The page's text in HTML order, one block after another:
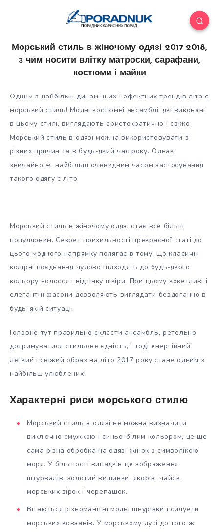
Морський стиль в жіночому одязі 2017-2018,
з чим носити влітку матроски, сарафани,
костюми і майки
Одним з найбільш динамічних і ефектних трендів літа є
морський стиль! Модні костюмні ансамблі, які виконані
в цьому стилі, виглядають аристократично і свіжо.
Морський стиль в одязі можна використовувати з
різних причин та в будь-який час року. Однак,
звичайно ж, найбільш очевидним часом застосування
такого одягу є літо.
Морський стиль в жіночому одязі стає все більш
популярним. Секрет прихильності прекрасної статі до
цього модного напрямку полягає в тому, що класичні
колірні поєднання чудово підходять до будь-якого
кольору волосся і відтінку шкіри. При цьому кокетливі і
елегантні фасони дозволяють виглядати бездоганно в
будь-якій ситуації.
Головне тут правильно скласти ансамбль, ретельно
дотримуватися стильове єдність, і тоді енергійний,
легкий і свіжий образ на літо 2017 року стане одним з
найбільш улюблених!
Характерні риси морського стилю
Морський стиль в одязі не можна визначити
виключно смужкою і синьо-білим кольором, це ще
сама різна обробка на одязі жінок з символікою
моря. У більшості випадків це зображення
штурвалів, золотий вишивки, якорів, чайок,
морських зірок і черепашок.
Вітаються різноманітні модні шнурівки і силуети
морських ковзанів. У морському дусі до того ж